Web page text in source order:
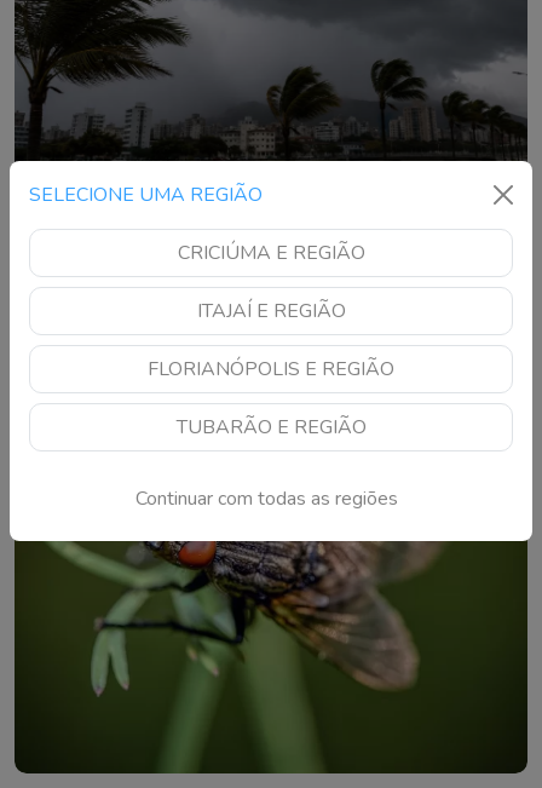
SELECIONE UMA REGIÃO
CRICIÚMA E REGIÃO
ITAJAÍ E REGIÃO
FLORIANÓPOLIS E REGIÃO
TUBARÃO E REGIÃO
Continuar com todas as regiões
Defesa Civil faz alerta para temporais e
ventos fortes no Sul de SC; veja quando o
Região de Tubarão está em área de alto risco para
destelhamentos, queda de árvores, danos na rede elétrica e
alagamentos entre quinta e sexta-feira